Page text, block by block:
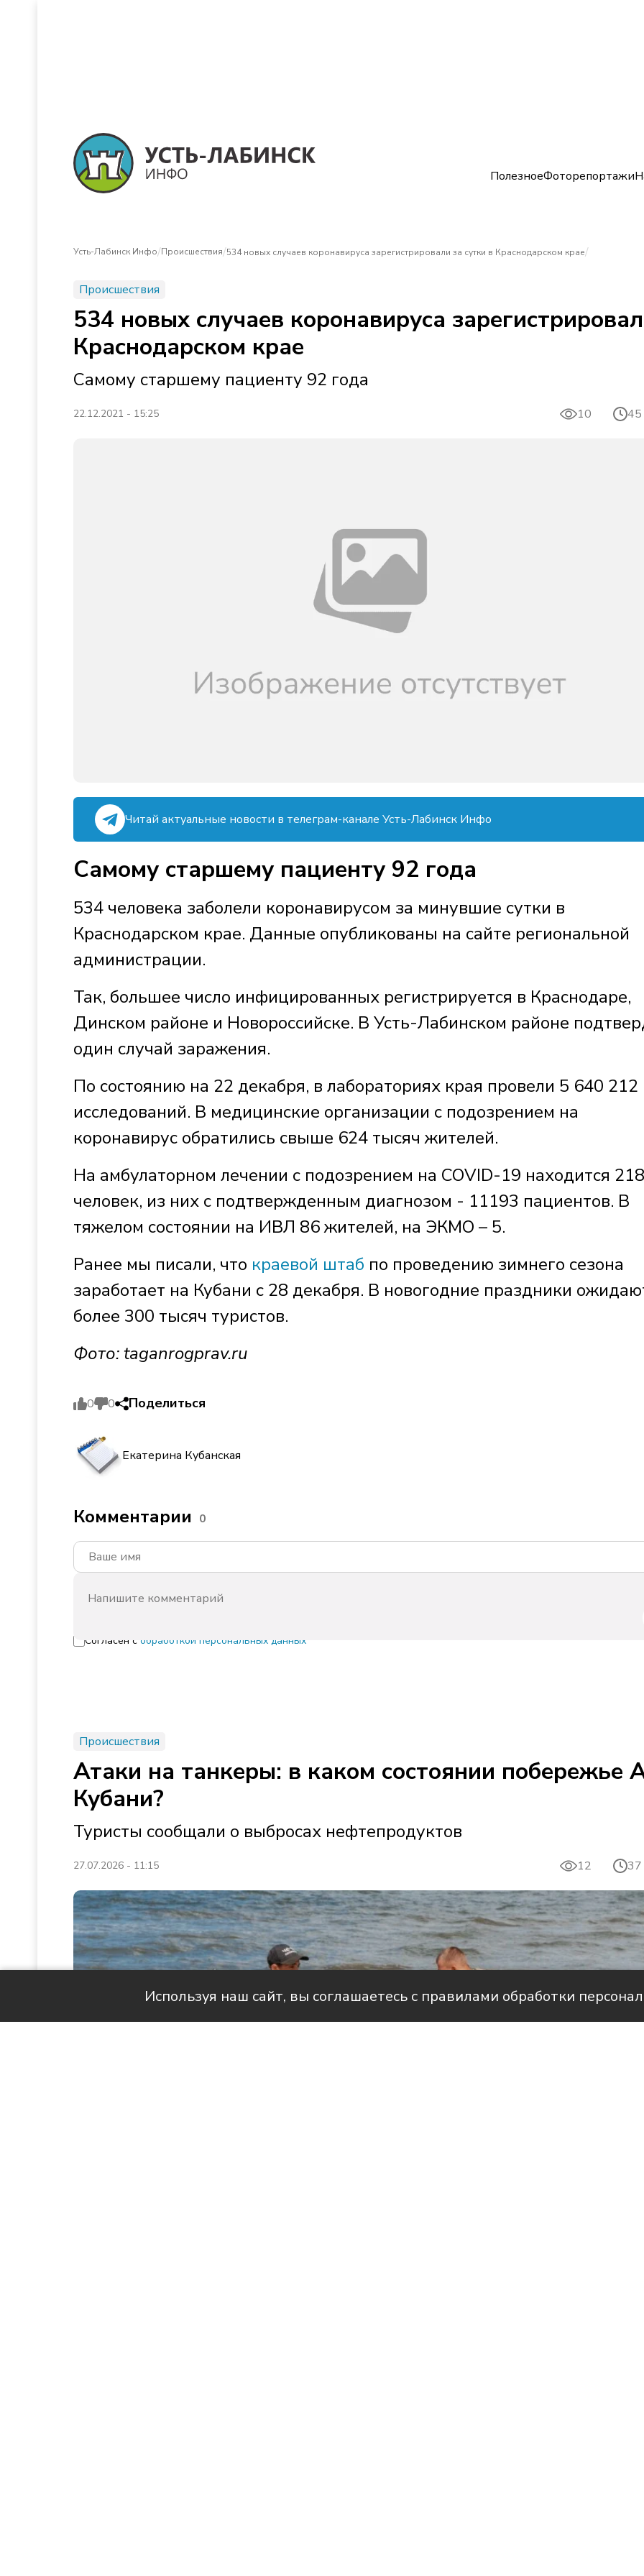
ПолезноеФоторепортажи
Усть-Лабинск Инфо/Происшествия/534 новых случаев коронавируса зарегистрировали за сутки в Краснодарском крае/
Происшествия
534 новых случаев коронавируса
Краснодарском крае
Самому старшему пациенту 92 года
22.12.2021 - 15:25 10 45
Читай актуальные новости в телеграм-канале Усть-Лабинск Инфо
Самому старшему пациенту 92 года
534 человека заболели коронавирусом за минувшие сутки в
Краснодарском крае. Данные опубликованы на сайте региональной
администрации.
Так, большее число инфицированных регистрируется в Краснодаре,
Динском районе и Новороссийске. В Усть-Лабинском районе
один случай заражения.
По состоянию на 22 декабря, в лабораториях края провели 5 640 212
исследований. В медицинские организации с подозрением на
коронавирус обратились свыше 624 тысяч жителей.
На амбулаторном лечении с подозрением на COVID-19 находится
человек, из них с подтвержденным диагнозом - 11193 пациентов. В
тяжелом состоянии на ИВЛ 86 жителей, на ЭКМО – 5.
Ранее мы писали, что краевой штаб по проведению зимнего сезона
заработает на Кубани с 28 декабря. В новогодние праздники
более 300 тысяч туристов.
Фото:taganrogprav.ru
0 0 Поделиться
Екатерина Кубанская
Комментарии 0
Согласен с обработкой персональных данных
Происшествия
Атаки на танкеры: в каком состоянии побережье
Кубани?
Туристы сообщали о выбросах нефтепродуктов
27.07.2026 - 11:15 12 37
Используя наш сайт, вы соглашаетесь с правилами обработки